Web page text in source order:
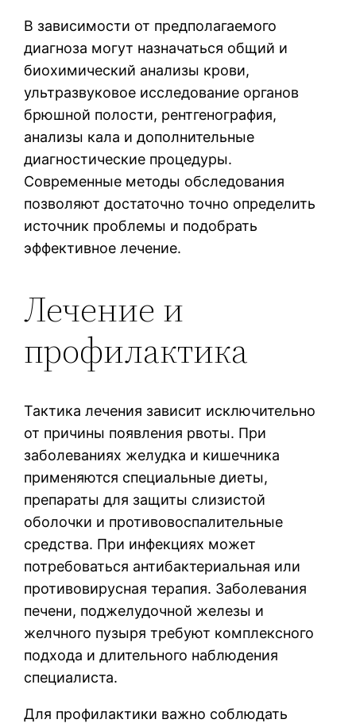
В зависимости от предполагаемого
диагноза могут назначаться общий и
биохимический анализы крови,
ультразвуковое исследование органов
брюшной полости, рентгенография,
анализы кала и дополнительные
диагностические процедуры.
Современные методы обследования
позволяют достаточно точно определить
источник проблемы и подобрать
эффективное лечение.
Лечение и
профилактика
Тактика лечения зависит исключительно
от причины появления рвоты. При
заболеваниях желудка и кишечника
применяются специальные диеты,
препараты для защиты слизистой
оболочки и противовоспалительные
средства. При инфекциях может
потребоваться антибактериальная или
противовирусная терапия. Заболевания
печени, поджелудочной железы и
желчного пузыря требуют комплексного
подхода и длительного наблюдения
специалиста.
Для профилактики важно соблюдать